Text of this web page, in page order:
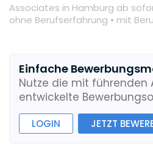
Associates in Hamburg ab
ohne Berufserfahrung • mit
Einfache
Nutze die mit führenden
entwickelte
LOGIN JETZT